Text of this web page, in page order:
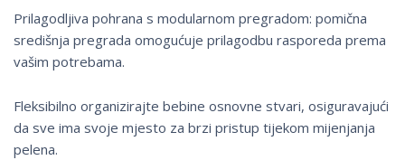
Prilagodljiva pohrana s modularnom pregradom: pomična
središnja pregrada omogućuje prilagodbu rasporeda prema
vašim potrebama.
Fleksibilno organizirajte bebine osnovne stvari, osiguravajući
da sve ima svoje mjesto za brzi pristup tijekom mijenjanja
pelena.